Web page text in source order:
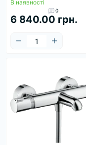
В наявності
0
6 840.00 грн.